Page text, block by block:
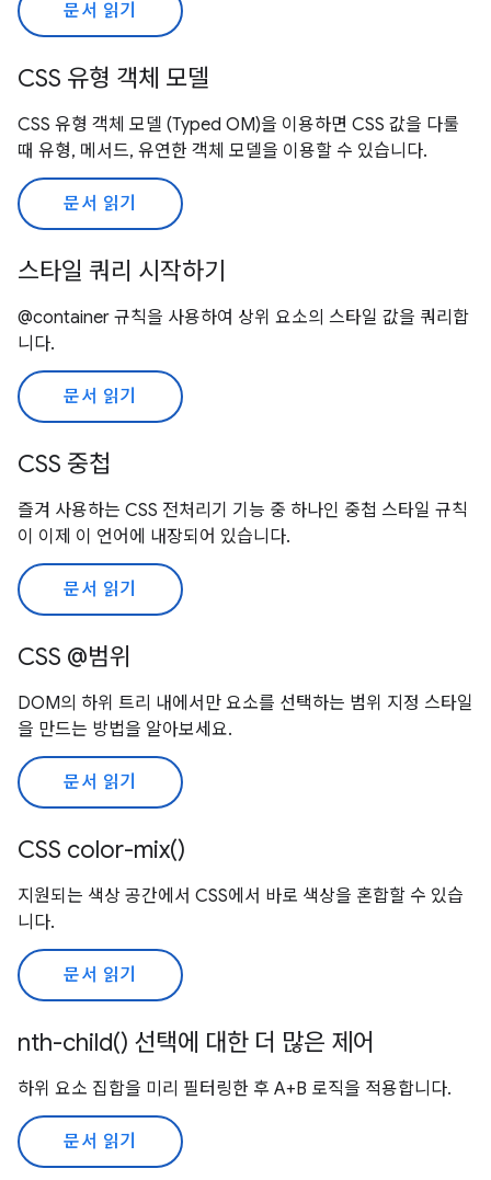
문서 읽기
CSS 유형 객체 모델
CSS 유형 객체 모델 (Typed OM)을 이용하면 CSS 값을 다룰
때 유형, 메서드, 유연한 객체 모델을 이용할 수 있습니다.
문서 읽기
스타일 쿼리 시작하기
@container 규칙을 사용하여 상위 요소의 스타일 값을 쿼리합
니다.
문서 읽기
CSS 중첩
즐겨 사용하는 CSS 전처리기 기능 중 하나인 중첩 스타일 규칙
이 이제 이 언어에 내장되어 있습니다.
문서 읽기
CSS @범위
DOM의 하위 트리 내에서만 요소를 선택하는 범위 지정 스타일
을 만드는 방법을 알아보세요.
문서 읽기
CSS color-mix()
지원되는 색상 공간에서 CSS에서 바로 색상을 혼합할 수 있습
니다.
문서 읽기
nth-child() 선택에 대한 더 많은 제어
하위 요소 집합을 미리 필터링한 후 A+B 로직을 적용합니다.
문서 읽기